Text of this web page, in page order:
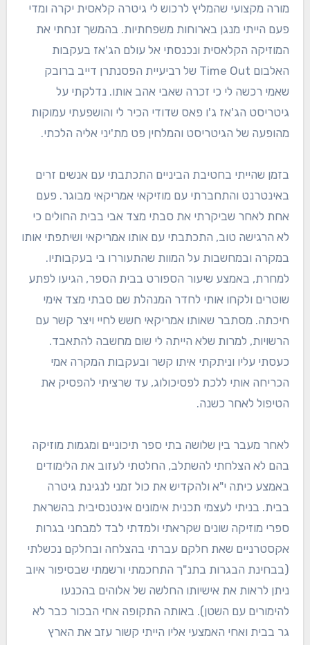
מורה מקצועי שהמליץ לרכוש לי גיטרה קלאסית יקרה ומדי
פעם הייתי מנגן בארוחות משפחתיות. בהמשך זנחתי את
המוזיקה הקלאסית ונכנסתי אל עולם הג'אז בעקבות
האלבום Time Out של רביעיית הפסנתרן דייב ברובק
שאמי רכשה לי כי זכרה שאבי אהב אותו. נדלקתי על
גיטריסט הג'אז ג'ו פאס שדודי הכיר לי והושפעתי עמוקות
מהופעה של הגיטריסט והמלחין פט מת'יני אליה הלכתי.
בזמן שהייתי בחטיבת הביניים התכתבתי עם אנשים זרים
באינטרנט והתחברתי עם מוזיקאי אמריקאי מבוגר. פעם
אחת לאחר שביקרתי את סבתי מצד אבי בבית החולים כי
לא הרגישה טוב, התכתבתי עם אותו אמריקאי ושיתפתי אותו
במקרה ובמחשבות על המוות שהתעוררו בי בעקבותיו.
למחרת, באמצע שיעור הספורט בבית הספר, הגיעו לפתע
שוטרים ולקחו אותי לחדר המנהלת שם סבתי מצד אימי
חיכתה. מסתבר שאותו אמריקאי חשש לחיי ויצר קשר עם
הרשויות, למרות שלא הייתה לי שום מחשבה להתאבד.
כעסתי עליו וניתקתי איתו קשר ובעקבות המקרה אמי
הכריחה אותי ללכת לפסיכולוג, עד שרציתי להפסיק את
הטיפול לאחר כשנה.
לאחר מעבר בין שלושה בתי ספר תיכוניים ומגמות מוזיקה
בהם לא הצלחתי להשתלב, החלטתי לעזוב את הלימודים
באמצע כיתה י"א ולהקדיש את כול זמני לנגינת גיטרה
בבית. בניתי לעצמי תכנית אימונים אינטנסיבית בהשראת
ספרי מוזיקה שונים שקראתי ולמדתי לבד למבחני בגרות
אקסטרניים שאת חלקם עברתי בהצלחה ובחלקם נכשלתי
(בבחינת הבגרות בתנ"ך התחכמתי ורשמתי שבסיפור איוב
ניתן לראות את אישיותו החלשה של אלוהים בהכנעו
להימורים עם השטן). באותה התקופה אחי הבכור כבר לא
גר בבית ואחי האמצעי אליו הייתי קשור עזב את הארץ